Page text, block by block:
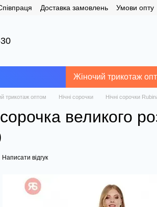
контенту Доставка замовлень Умови опту
Жіночий трикотаж
трикотаж оптом Нічні сорочки Нічні сорочки
великого
Написати відгук